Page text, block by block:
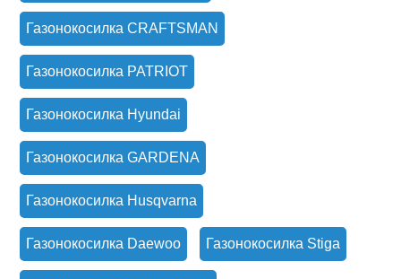
Газонокосилка CRAFTSMAN
Газонокосилка PATRIOT
Газонокосилка Hyundai
Газонокосилка GARDENA
Газонокосилка Husqvarna
Газонокосилка Daewoo Газонокосилка Stiga